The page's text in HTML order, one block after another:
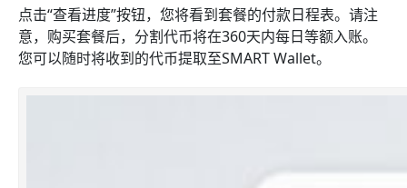
点击“查看进度”按钮，您将看到套餐的付款日程表。请注
意，购买套餐后，分割代币将在360天内每日等额入账。
您可以随时将收到的代币提取至SMART Wallet。